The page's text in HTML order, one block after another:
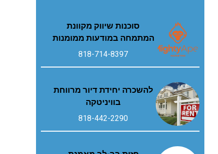
סוכנות שיווק מקוונת
המתמחה במודעות ממומנות
818-714-8397
להשכרה יחידת דיור מרווחת
בוויניטקה
818-442-2290